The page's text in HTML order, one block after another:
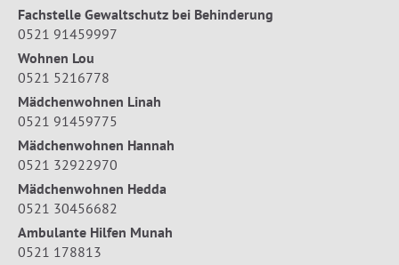
Fachstelle Gewaltschutz bei Behinderung
0521 91459997
Wohnen Lou
0521 5216778
Mädchenwohnen Linah
0521 91459775
Mädchenwohnen Hannah
0521 32922970
Mädchenwohnen Hedda
0521 30456682
Ambulante Hilfen Munah
0521 178813